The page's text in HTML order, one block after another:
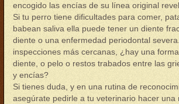
encogido las encías de su línea original
Si tu perro tiene dificultades para comer,
babean saliva ella puede tener un diente
diente o una enfermedad periodontal
inspecciones más cercanas, ¿hay una
diente, o pelo o restos trabados entre las
y encías?
Si tienes duda, y en una rutina de
asegúrate pedirle a tu veterinario hacer una